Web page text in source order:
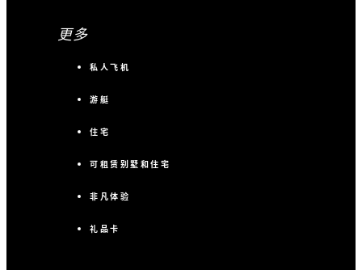
更多
私人飞机
游艇
住宅
可租赁别墅和住宅
非凡体验
礼品卡